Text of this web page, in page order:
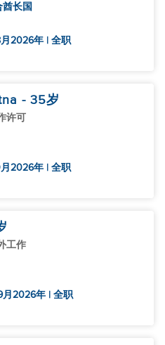
酋长国
2026年 | 全职
- 35岁
许可
2026年 | 全职
工作
2026年 | 全职